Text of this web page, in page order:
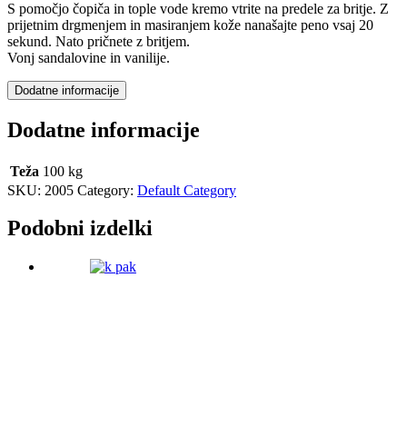
S pomočjo čopiča in tople vode kremo vtrite na predele za britje. Z
prijetnim drgmenjem in masiranjem kože nanašajte peno vsaj 20
sekund. Nato pričnete z britjem.
Vonj sandalovine in vanilije.
Dodatne informacije
Dodatne informacije
Teža 100 kg
SKU: 2005 Category: Default Category
Podobni izdelki